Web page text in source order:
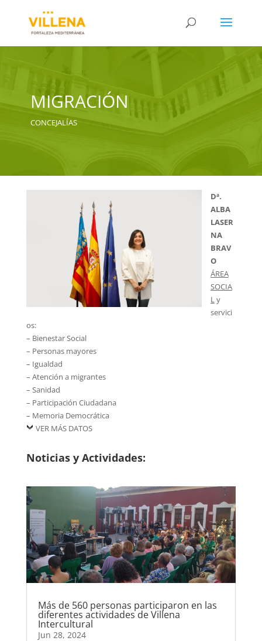
MIGRACIÓN
CONCEJALÍAS
Dª.
ALBA
LASER
NA
BRAV
O
ÁREA
SOCIA
Ly
servici
os:
– Bienestar Social
– Personas mayores
– Igualdad
– Atención a migrantes
– Sanidad
– Participación Ciudadana
– Memoria Democrática
VER MÁS DATOS
Noticias y Actividades:
Más de 560 personas participaron en las
diferentes actividades de Villena
Intercultural
Jun 28, 2024